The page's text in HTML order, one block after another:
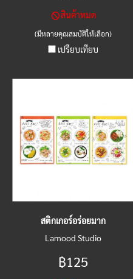
สินค้าหมด
(มีหลายคุณสมบัติให้เลือก)
เปรียบเทียบ
สติกเกอร์อร่อยมาก
Lamood Studio
฿125